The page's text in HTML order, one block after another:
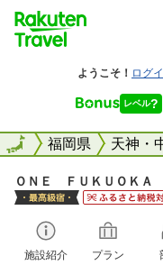
全国福岡県 天神・
全国
ＯＮＥ ＦＵＫＵＯＫＡ
施設紹介 プラン